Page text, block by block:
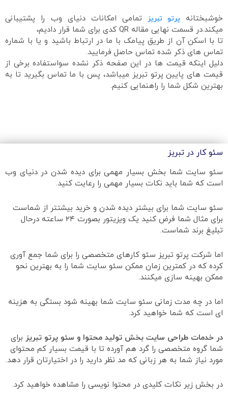
خوشبختانه پرتو تبریز تمامی امکانات دنیای وب را پشتیبانی
میکند.در قسمت نهایی مقاله QR کدی برای شما قرار دادیم،
تا با اسکن آن از طریق پیامک با ما در ارتباط باشید و یا با شماره
تماس های ذکر شده تماس حاصل فرمایید.
دلیل اینکه قیمت ها در این صفحه ذکر نشده سواستفاده برخی از
قیمت های پایین پرتو تبریز میباشد، پس با ما تماس بگیرید تا به
بهترین شکل شما را راهنمایی کنیم.
سئو کار در تبریز
سئو سایت شما بخش بسیار مهمی برای دیده شدن در دنیای وب
است که شما باید نکات بسیار مهمی را رعایت کنید.
سئو سایت شما برای بیشتر دیده شدن و خرید بیشتتر از شماست
برای مثال شما فرض کنید یک ویزیتور بصورت ۲۴ ساعته درحال
تبلیغ برند شماست.
اما شرکت پرتو تبریز سئو کارهای متخصصی را برای شما جمع آوری
کرده که در کمترین زمان ممکن سئو سایت شما را به بهترین نحو
ممکن بهینه سازی میکنند.
اما در چه مدت زمانی سئو سایت شما بهینه شود بستگی به هزینه
ای است که شما خواهید کرد.
در خدمات طراحی سایت بخش تولید محتوا و سئو پرتو تبریز برای
شما گروه متخصصی را گرد هم آورده تا با قیمت بسیار کم محتوای
مورد نیاز شما به هر زبانی که مد نظر دارید را در اختیارتان قرار دهد.
در بخش زیر نکات کلیدی در محتوا نویسی را مشاهده خواهید کرد.